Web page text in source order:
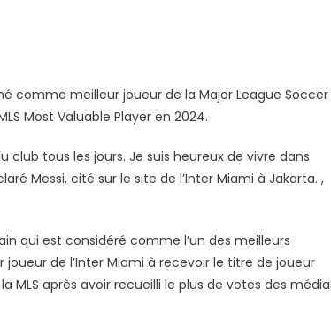
comme meilleur joueur de la Major League Soccer
Most Valuable Player en 2024.
club tous les jours. Je suis heureux de vivre dans
Messi, cité sur le site de l’Inter Miami à Jakarta. ,
qui est considéré comme l’un des meilleurs
de l’Inter Miami à recevoir le titre de joueur
MLS après avoir recueilli le plus de votes des